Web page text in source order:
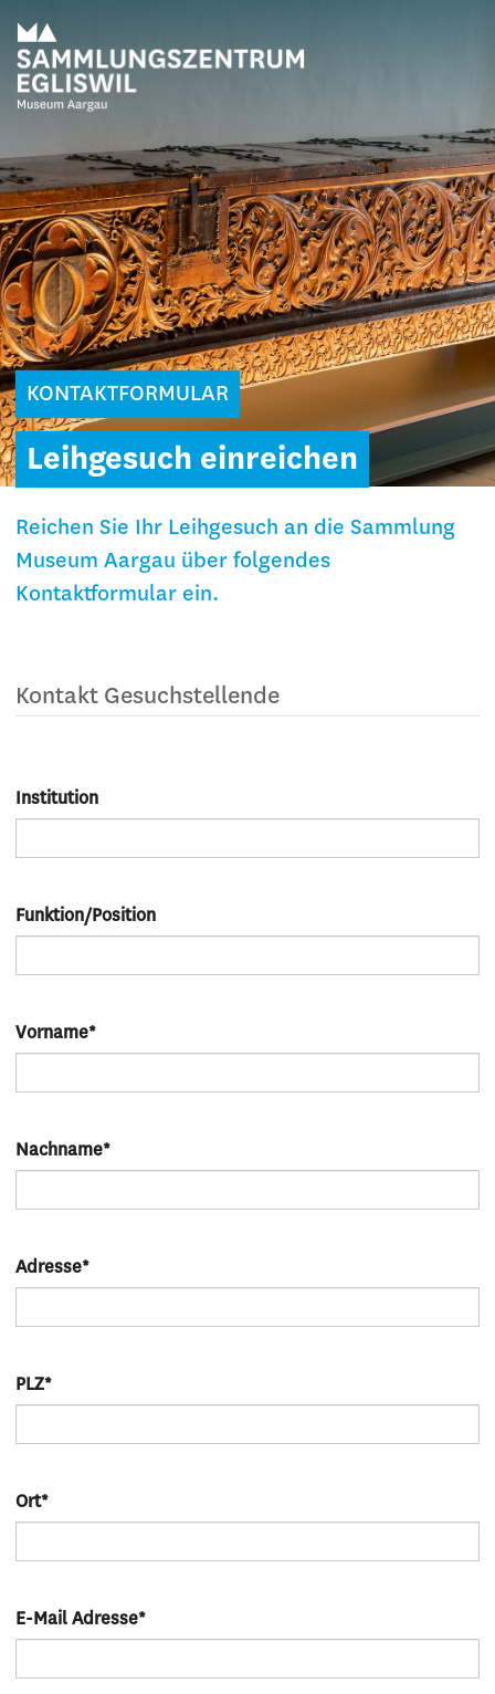
KONTAKTFORMULAR
Leihgesuch einreichen
Reichen Sie Ihr Leihgesuch an die Sammlung
Museum Aargau über folgendes
Kontaktformular ein.
Kontakt Gesuchstellende
Institution
Funktion/Position
Vorname*
Nachname*
Adresse*
PLZ*
Ort*
E-Mail Adresse*